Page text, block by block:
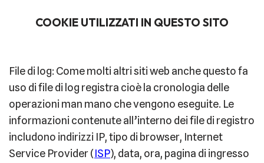
COOKIE UTILIZZATI IN QUESTO SITO
File di log: Come molti altri siti web anche questo fa
uso di file di log registra cioè la cronologia delle
operazioni man mano che vengono eseguite. Le
informazioni contenute all’interno dei file di registro
includono indirizzi IP, tipo di browser, Internet
Service Provider (ISP), data, ora, pagina di ingresso